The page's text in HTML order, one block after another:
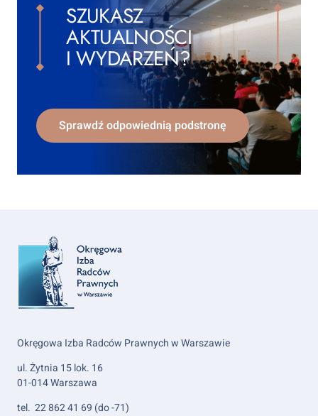
SZUKASZ
AKTUALNOŚCI
I WYDARZEŃ?
Sprawdź odpowiednią podstronę
Okręgowa Izba Radców Prawnych w Warszawie
ul. Żytnia 15 lok. 16
01-014 Warszawa
tel. 22 862 41 69 (do -71)